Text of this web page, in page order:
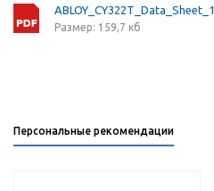
ABLOY_CY322T_Data_Sheet_1
Размер: 159,7 кб
Персональные рекомендации